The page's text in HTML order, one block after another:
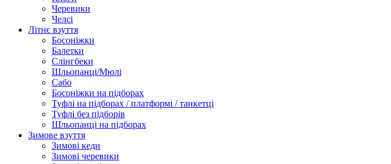
Черевики
Челсі
Літнє взуття
Босоніжки
Балетки
Слінгбеки
Шльопанці/Мюлі
Сабо
Босоніжки на підборах
Туфлі на підборах / платформі / танкетці
Туфлі без підборів
Шльопанці на підборах
Зимове взуття
Зимові кеди
Зимові черевики